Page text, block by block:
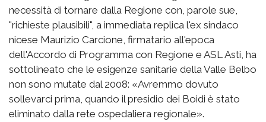
necessità di tornare dalla Regione con, parole sue,
"richieste plausibili", a immediata replica l'ex sindaco
nicese Maurizio Carcione, firmatario all'epoca
dell'Accordo di Programma con Regione e ASL Asti, ha
sottolineato che le esigenze sanitarie della Valle Belbo
non sono mutate dal 2008: «Avremmo dovuto
sollevarci prima, quando il presidio dei Boidi è stato
eliminato dalla rete ospedaliera regionale».